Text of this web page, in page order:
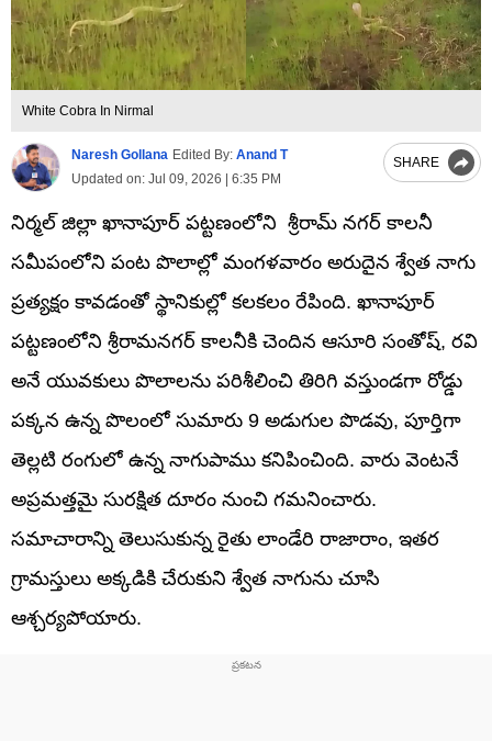
White Cobra In Nirmal
Naresh Gollana Edited By: Anand T
Updated on: Jul 09, 2026 | 6:35 PM
SHARE
నిర్మల్ జిల్లా ఖానాపూర్ పట్టణంలోని శ్రీరామ్ నగర్ కాలనీ
సమీపంలోని పంట పొలాల్లో మంగళవారం అరుదైన శ్వేత నాగు
ప్రత్యక్షం కావడంతో స్థానికుల్లో కలకలం రేపింది. ఖానాపూర్
పట్టణంలోని శ్రీరామనగర్ కాలనీకి చెందిన ఆసూరి సంతోష్, రవి
అనే యువకులు పొలాలను పరిశీలించి తిరిగి వస్తుండగా రోడ్డు
పక్కన ఉన్న పొలంలో సుమారు 9 అడుగుల పొడవు, పూర్తిగా
తెల్లటి రంగులో ఉన్న నాగుపాము కనిపించింది. వారు వెంటనే
అప్రమత్తమై సురక్షిత దూరం నుంచి గమనించారు.
సమాచారాన్ని తెలుసుకున్న రైతు లాండేరి రాజారాం, ఇతర
గ్రామస్తులు అక్కడికి చేరుకుని శ్వేత నాగును చూసి
ఆశ్చర్యపోయారు.